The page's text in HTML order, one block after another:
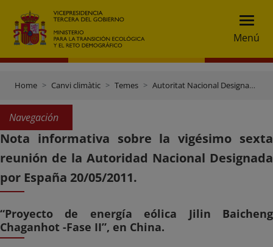
Menú
Home Canvi climàtic Temes Autoritat Nacional Designada (AND)
Navegación
Nota informativa sobre la vigésimo sexta
reunión de la Autoridad Nacional Designada
por España 20/05/2011.
“Proyecto de energía eólica Jilin Baicheng
Chaganhot -Fase II”, en China.